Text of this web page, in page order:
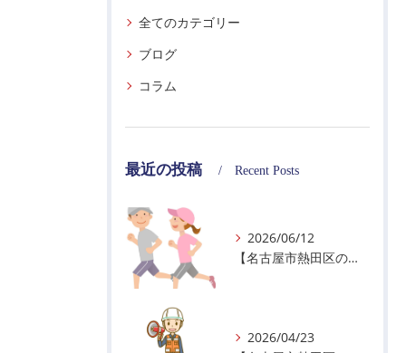
全てのカテゴリー
ブログ
コラム
最近の投稿 Recent Posts
2026/06/12
【名古屋市熱田区の警備会社】暑熱順化で熱中症対策を！
2026/04/23